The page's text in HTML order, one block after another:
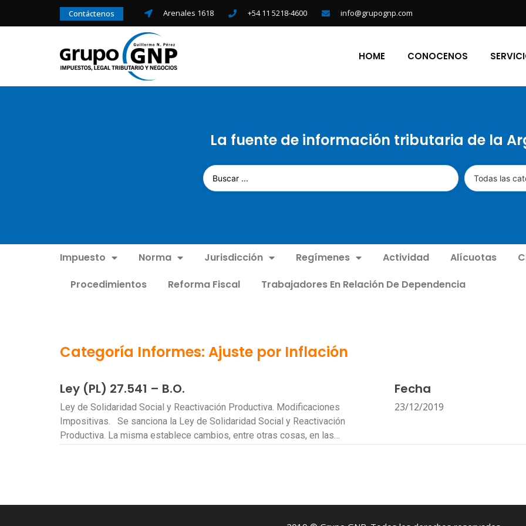
Contáctenos Arenales 1618 +54 11 5218-4600 info@grupognp.com
HOME CONOCENOS
La fuente de información tributaria de la
Todas las
Impuesto Norma Jurisdicción Regímenes Actividad Alícuotas
Procedimientos
Reforma Fiscal Trabajadores En Relación De Dependencia
Categoría Informes: Ajuste por Inflación
Ley (PL) 27.541 – B.O.
Ley de Solidaridad Social y Reactivación Productiva. Modificaciones
Impositivas. Se sanciona la Ley de Solidaridad Social y Reactivación
Productiva. La misma establece cambios, entre otras cosas, en las…
Fecha
23/12/2019